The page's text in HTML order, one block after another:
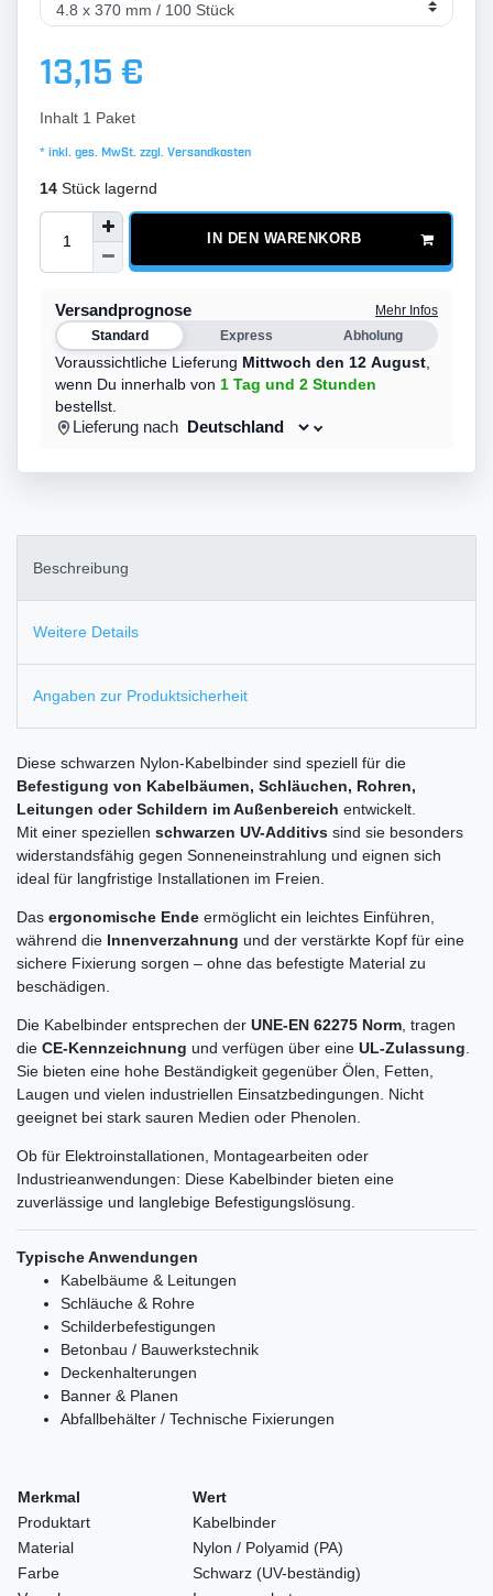
13,15 €
Inhalt 1 Paket
* inkl. ges. MwSt. zzgl. Versandkosten
14 Stück lagernd
IN DEN WARENKORB
Versandprognose
Mehr Infos
Standard
Express Abholung
Voraussichtliche Lieferung Mittwoch den 12 August,
wenn Du innerhalb von 1 Tag und 2 Stunden
bestellst.
Lieferung nach
Beschreibung
Weitere Details
Angaben zur Produktsicherheit
Diese schwarzen Nylon-Kabelbinder sind speziell für die
Befestigung von Kabelbäumen, Schläuchen, Rohren,
Leitungen oder Schildern im Außenbereich entwickelt.
Mit einer speziellen schwarzen UV-Additivs sind sie besonders
widerstandsfähig gegen Sonneneinstrahlung und eignen sich
ideal für langfristige Installationen im Freien.
Das ergonomische Ende ermöglicht ein leichtes Einführen,
während die Innenverzahnung und der verstärkte Kopf für eine
sichere Fixierung sorgen – ohne das befestigte Material zu
beschädigen.
Die Kabelbinder entsprechen der UNE-EN 62275 Norm, tragen
die CE-Kennzeichnung und verfügen über eine UL-Zulassung.
Sie bieten eine hohe Beständigkeit gegenüber Ölen, Fetten,
Laugen und vielen industriellen Einsatzbedingungen. Nicht
geeignet bei stark sauren Medien oder Phenolen.
Ob für Elektroinstallationen, Montagearbeiten oder
Industrieanwendungen: Diese Kabelbinder bieten eine
zuverlässige und langlebige Befestigungslösung.
Typische Anwendungen
Kabelbäume & Leitungen
Schläuche & Rohre
Schilderbefestigungen
Betonbau / Bauwerkstechnik
Deckenhalterungen
Banner & Planen
Abfallbehälter / Technische Fixierungen
Merkmal
Wert
Produktart
Kabelbinder
Material
Nylon / Polyamid (PA)
Farbe
Schwarz (UV-beständig)